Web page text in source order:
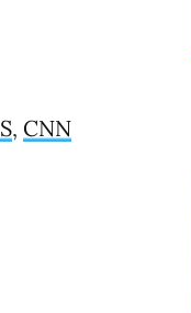
, CNN